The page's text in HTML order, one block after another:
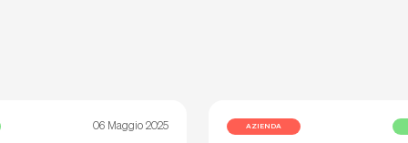
06 Maggio 2025 AZIENDA